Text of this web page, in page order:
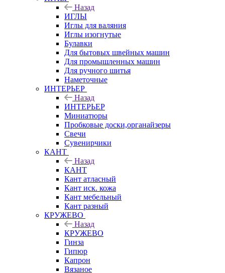
Назад
ИГЛЫ
Иглы для валяния
Иглы изогнутые
Булавки
Для бытовых швейных машин
Для промышленных машин
Для ручного шитья
Наметочные
ИНТЕРЬЕР
Назад
ИНТЕРЬЕР
Миниатюры
Пробковые доски,органайзеры
Свечи
Сувенирчики
КАНТ
Назад
КАНТ
Кант атласный
Кант иск. кожа
Кант мебельный
Кант разный
КРУЖЕВО
Назад
КРУЖЕВО
Гинза
Гипюр
Капрон
Вязаное